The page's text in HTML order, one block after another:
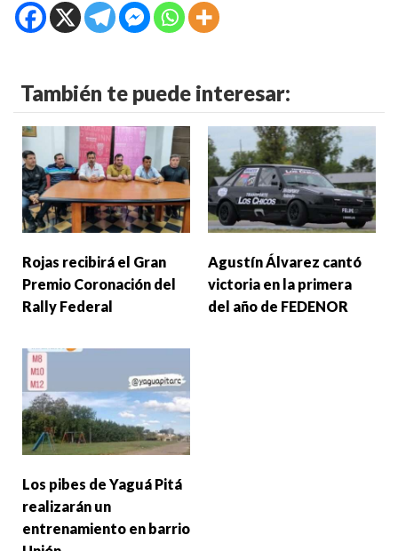
También te puede interesar:
Rojas recibirá el Gran
Premio Coronación del
Rally Federal
Agustín Álvarez cantó
victoria en la primera
del año de FEDENOR
Los pibes de Yaguá Pitá
realizarán un
entrenamiento en barrio